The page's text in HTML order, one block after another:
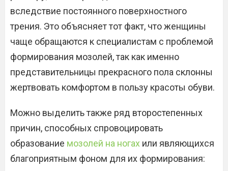
вследствие постоянного поверхностного
трения. Это объясняет тот факт, что женщины
чаще обращаются к специалистам с проблемой
формирования мозолей, так как именно
представительницы прекрасного пола склонны
жертвовать комфортом в пользу красоты обуви.
Можно выделить также ряд второстепенных
причин, способных спровоцировать
образование мозолей на ногах или являющихся
благоприятным фоном для их формирования: